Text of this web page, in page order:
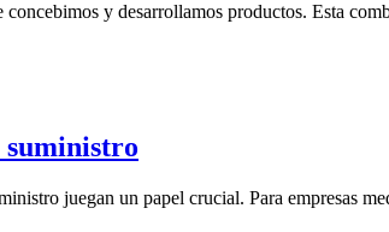
y desarrollamos productos. Esta
juegan un papel crucial. Para empresas